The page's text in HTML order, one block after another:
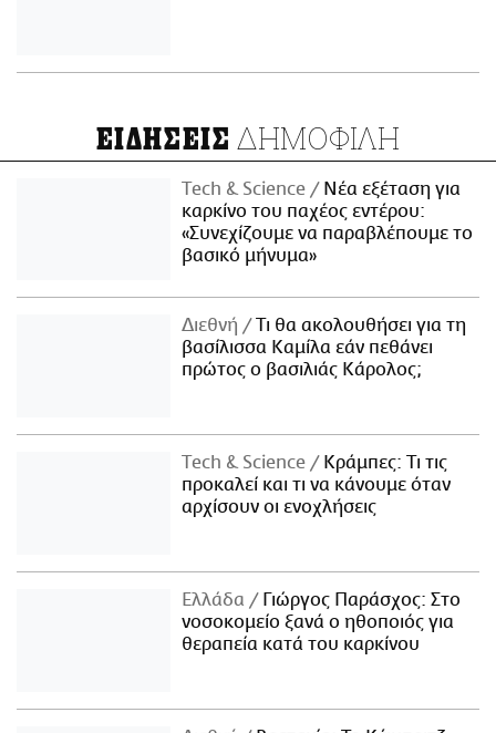
ΕΙΔΗΣΕΙΣ ΔΗΜΟΦΙΛΗ
Τech & Science
Νέα εξέταση για
καρκίνο του παχέος εντέρου:
«Συνεχίζουμε να παραβλέπουμε το
βασικό μήνυμα»
Διεθνή
Τι θα ακολουθήσει για τη
βασίλισσα Καμίλα εάν πεθάνει
πρώτος ο βασιλιάς Κάρολος;
Τech & Science
Κράμπες: Τι τις
προκαλεί και τι να κάνουμε όταν
αρχίσουν οι ενοχλήσεις
Ελλάδα
Γιώργος Παράσχος: Στο
νοσοκομείο ξανά ο ηθοποιός για
θεραπεία κατά του καρκίνου